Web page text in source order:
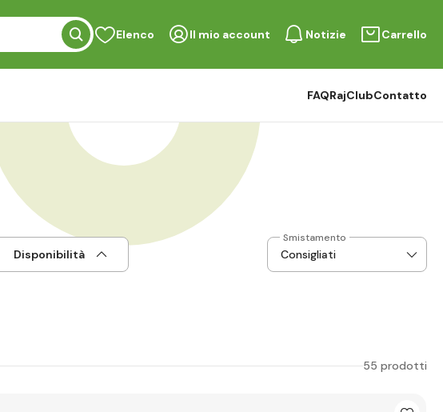
Elenco Il mio account Notizie Carrello
FAQRajClubContatto
Disponibilità
Smistamento
55 prodotti